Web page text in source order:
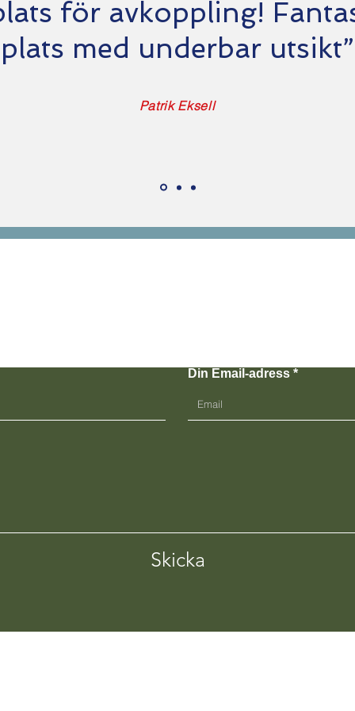
för avkoppling!
plats med underbar utsikt”
Patrik Eksell
Din Email-adress
Skicka
Tel. 076-09 14 210